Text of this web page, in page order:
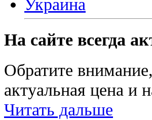
На сайте всегда
Обратите
актуальная цена и
Читать дальше